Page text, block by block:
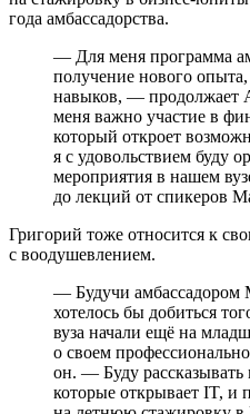
года амбассадорства.
— Для меня программа
получение нового
навыков, — продолжает
меня важно участие в
который откроет
я с удовольствием буду
мероприятия в нашем
до лекций от спикеров
Григорий тоже относится к
с воодушевлением.
— Будучи амбассадором
хотелось бы добиться
вуза начали ещё на
о своем
он. — Буду
которые открывает IT, и